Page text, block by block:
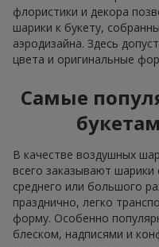
флористики и декора
шарики к букету,
аэродизайна. Здесь
цвета и оригинальные
Самые
В качестве воздушных
всего заказывают
среднего или большого
празднично, легко
форму. Особенно
блеском, надписями и